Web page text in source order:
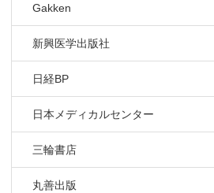
Gakken
新興医学出版社
日経BP
日本メディカルセンター
三輪書店
丸善出版